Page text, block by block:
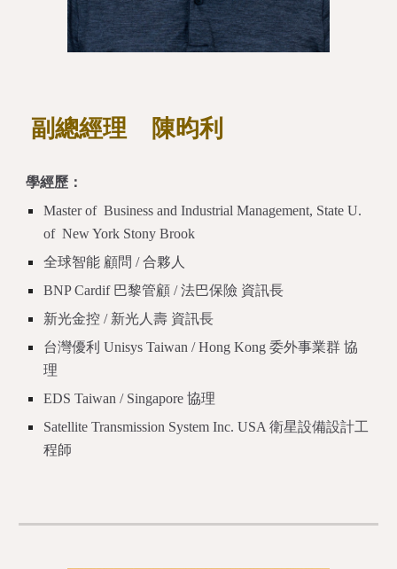
副總經理 陳昀利
學經歷：
Master of Business and Industrial Management, State U.
of New York Stony Brook
全球智能 顧問 / 合夥人
BNP Cardif 巴黎管顧 / 法巴保險 資訊長
新光金控 / 新光人壽 資訊長
台灣優利 Unisys Taiwan / Hong Kong 委外事業群 協
理
EDS Taiwan / Singapore 協理
Satellite Transmission System Inc. USA 衛星設備設計工
程師